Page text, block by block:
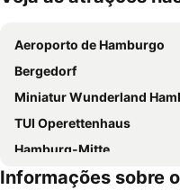
Ampliar mapa
Aeroporto de Hamburgo
Bergedorf
Miniatur Wunderland
TUI Operettenhaus
Hamburg-Mitte
Panoptikum
Informações sobre